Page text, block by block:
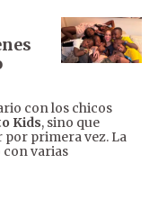
con los chicos
Kids, sino que
por primera vez. La
varias